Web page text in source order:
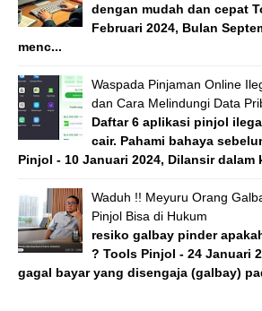
dengan mudah dan cepat
Februari 2024, Bulan
menc...
Waspada Pinjaman Online
dan Cara Melindungi Data
Daftar 6 aplikasi pinjol
cair. Pahami bahaya
Pinjol - 10 Januari 2024, Dilansir dalam
Waduh !! Meyuru Orang
Pinjol Bisa di Hukum
resiko galbay pinder
? Tools Pinjol - 24 Januari
gagal bayar yang disengaja (galbay)